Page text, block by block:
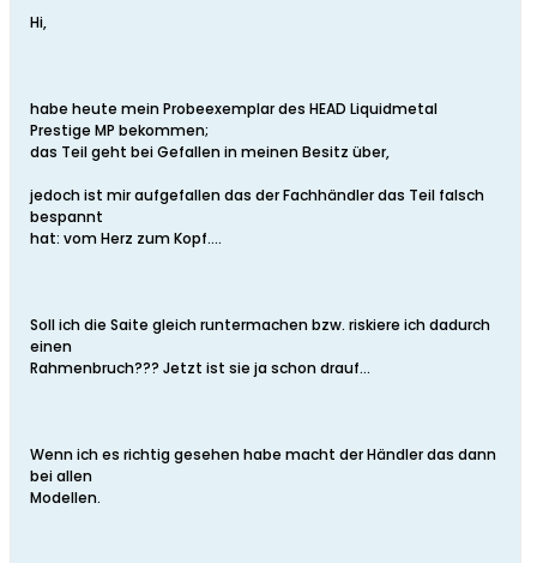
Hi,
habe heute mein Probeexemplar des HEAD Liquidmetal
Prestige MP bekommen;
das Teil geht bei Gefallen in meinen Besitz über,
jedoch ist mir aufgefallen das der Fachhändler das Teil falsch
bespannt
hat: vom Herz zum Kopf....
Soll ich die Saite gleich runtermachen bzw. riskiere ich dadurch
einen
Rahmenbruch??? Jetzt ist sie ja schon drauf...
Wenn ich es richtig gesehen habe macht der Händler das dann
bei allen
Modellen.